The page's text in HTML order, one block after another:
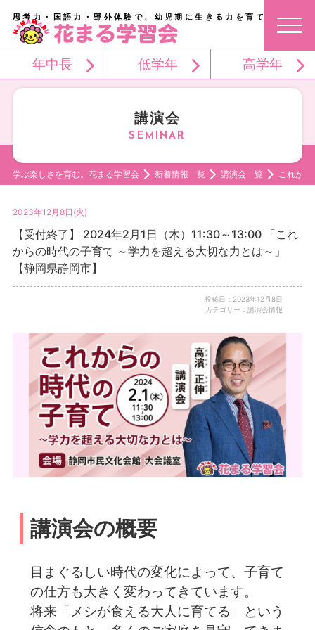
思考力・国語力・野外体験で、幼児期に生きる力を育てる。
年中長 低学年 高学年
講演会
学ぶ楽しさを育む。花まる学習会 新着情報一覧 講演会一覧 これから
2023年12月8日(火)
【受付終了】 2024年2月1日（木）11:30～13:00 「これ
からの時代の子育て ～学力を超える大切な力とは～」
【静岡県静岡市】
投稿日：2023年12月8日
カテゴリー：講演会情報
講演会の概要
目まぐるしい時代の変化によって、子育て
の仕方も大きく変わってきています。
将来「メシが食える大人に育てる」という